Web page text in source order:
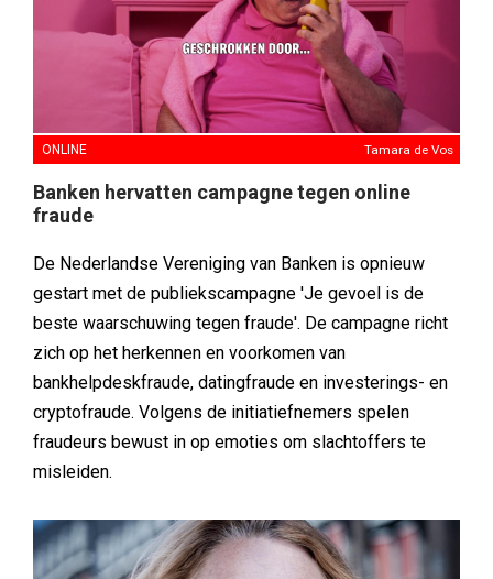
ONLINE Tamara de Vos
Banken hervatten campagne tegen online
fraude
De Nederlandse Vereniging van Banken is opnieuw
gestart met de publiekscampagne 'Je gevoel is de
beste waarschuwing tegen fraude'. De campagne richt
zich op het herkennen en voorkomen van
bankhelpdeskfraude, datingfraude en investerings- en
cryptofraude. Volgens de initiatiefnemers spelen
fraudeurs bewust in op emoties om slachtoffers te
misleiden.